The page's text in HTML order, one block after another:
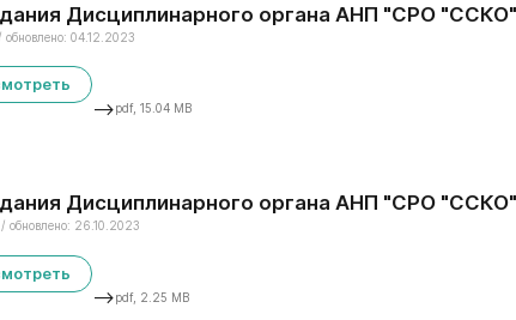
Дисциплинарного органа АНП "СРО "ССКО"
обновлено: 04.12.2023
-->pdf, 15.04 MB
Дисциплинарного органа АНП "СРО
обновлено: 26.10.2023
-->pdf, 2.25 MB